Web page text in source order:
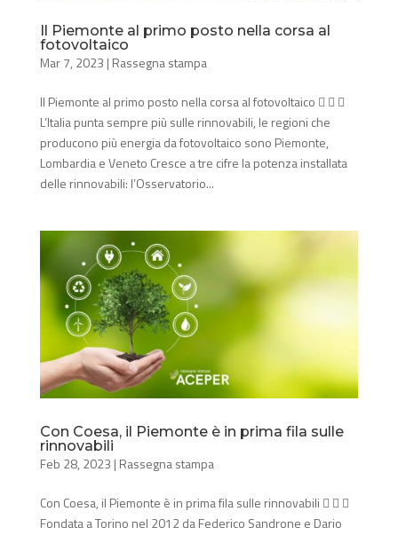
Il Piemonte al primo posto nella corsa al
fotovoltaico
Mar 7, 2023 | Rassegna stampa
Il Piemonte al primo posto nella corsa al fotovoltaico   
L’Italia punta sempre più sulle rinnovabili, le regioni che
producono più energia da fotovoltaico sono Piemonte,
Lombardia e Veneto Cresce a tre cifre la potenza installata
delle rinnovabili: l’Osservatorio...
Con Coesa, il Piemonte è in prima fila sulle
rinnovabili
Feb 28, 2023 | Rassegna stampa
Con Coesa, il Piemonte è in prima fila sulle rinnovabili   
Fondata a Torino nel 2012 da Federico Sandrone e Dario